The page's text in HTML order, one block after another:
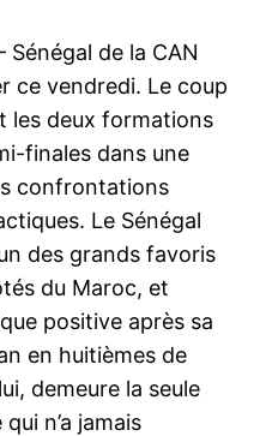
de la CAN
ce vendredi. Le coup
les deux formations
finales dans une
confrontations
Le Sénégal
des grands favoris
du Maroc, et
positive après sa
en huitièmes de
demeure la seule
n’a jamais